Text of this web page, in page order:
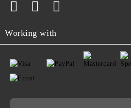
Working with